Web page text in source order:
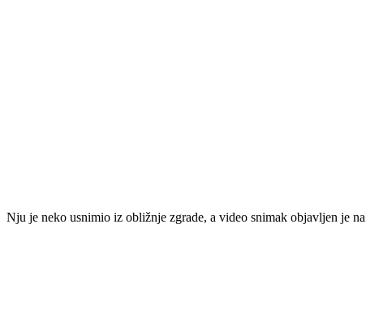
Nju je neko usnimio iz obližnje zgrade, a video snimak objavljen je